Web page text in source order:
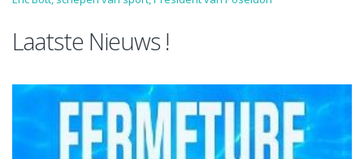
Laatste Nieuws !